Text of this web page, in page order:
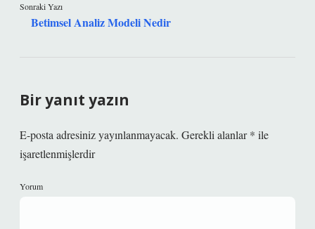
Sonraki Yazı
Betimsel Analiz Modeli Nedir
Bir yanıt yazın
E-posta adresiniz yayınlanmayacak. Gerekli alanlar* ile
işaretlenmişlerdir
Yorum